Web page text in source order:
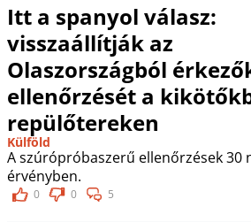
Itt a spanyol válasz:
visszaállítják az
Olaszországból
ellenőrzését a
repülőtereken
Külföld
A szúrópróbaszerű ellenőrzések 30
érvényben.
0 0 5